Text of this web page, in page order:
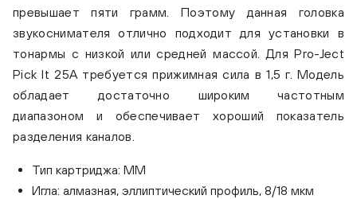
превышает пяти грамм. Поэтому данная головка
звукоснимателя отлично подходит для установки в
тонармы с низкой или средней массой. Для Pro-Ject
Pick It 25A требуется прижимная сила в 1,5 г. Модель
обладает достаточно широким частотным
диапазоном и обеспечивает хороший показатель
разделения каналов.
Тип картриджа: MM
Игла: алмазная, эллиптический профиль, 8/18 мкм